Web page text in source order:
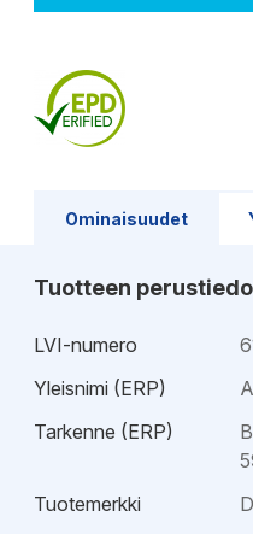
Ominaisuudet
Tuotteen
LVI-numero
Yleisnimi (ERP)
Tarkenne (ERP)
Tuotemerkki